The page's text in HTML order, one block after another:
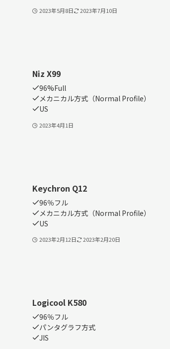
2023年5月8日 2023年7月10日
Niz X99
96%Full
メカニカル方式（Normal Profile）
US
2023年4月1日
Keychron Q12
96％フル
メカニカル方式（Normal Profile）
US
2023年2月12日 2023年2月20日
Logicool K580
96％フル
パンタグラフ方式
JIS